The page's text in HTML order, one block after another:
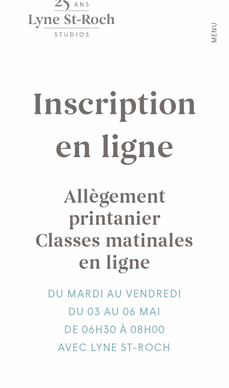
MENU
Inscription
en ligne
Allègement
printanier
Classes matinales
en ligne
DU MARDI AU VENDREDI
DU 03 AU 06 MAI
DE 06H30 À 08H00
AVEC LYNE ST-ROCH